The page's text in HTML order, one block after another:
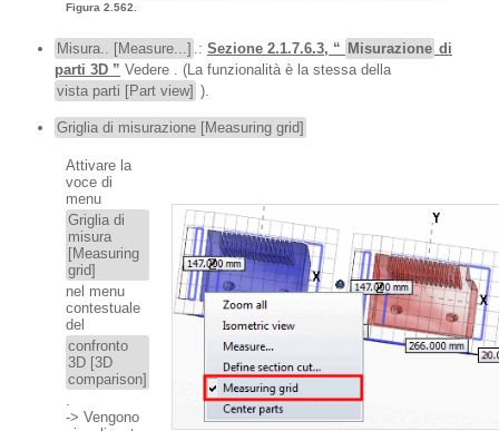
Figura 2.562.
Misura.. [Measure...] .: Sezione 2.1.7.6.3, “ Misurazione di
parti 3D ” Vedere . (La funzionalità è la stessa della
vista parti [Part view] ).
Griglia di misurazione [Measuring grid]
Attivare la
voce di
menu
Griglia di
misura
[Measuring
grid]
nel menu
contestuale
del
confronto
3D [3D
comparison]
.
-> Vengono